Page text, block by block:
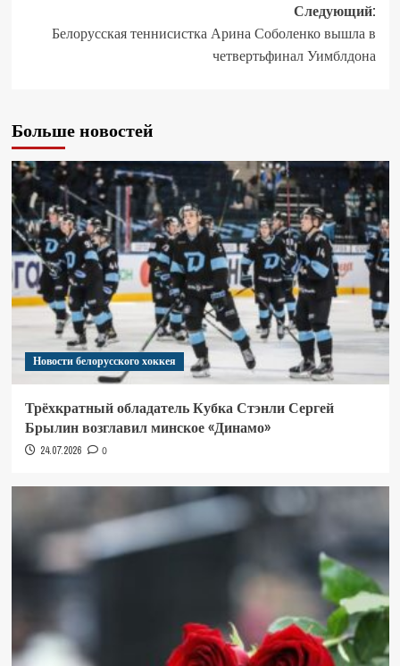
Следующий:
Белорусская теннисистка Арина Соболенко вышла в
четвертьфинал Уимблдона
Больше новостей
Новости белорусского хоккея
Трёхкратный обладатель Кубка Стэнли Сергей
Брылин возглавил минское «Динамо»
24.07.2026 0